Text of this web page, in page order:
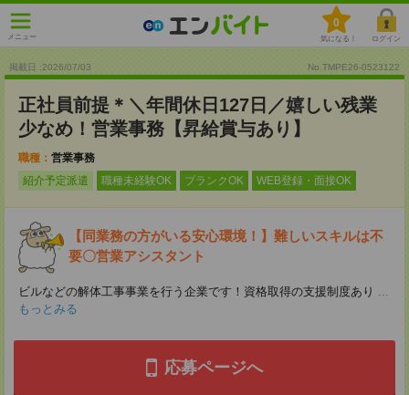
メニュー
0
気になる！ ログイン
掲載日 :2026/07/03 No.TMPE26-0523122
正社員前提＊＼年間休日127日／嬉しい残業
少なめ！営業事務【昇給賞与あり】
職種： 営業事務
紹介予定派遣
職種未経験OK ブランクOK WEB登録・面接OK
【同業務の方がいる安心環境！】難しいスキルは不
要〇営業アシスタント
ビルなどの解体工事事業を行う企業です！資格取得の支援制度あり ...
もっとみる
応募ページへ